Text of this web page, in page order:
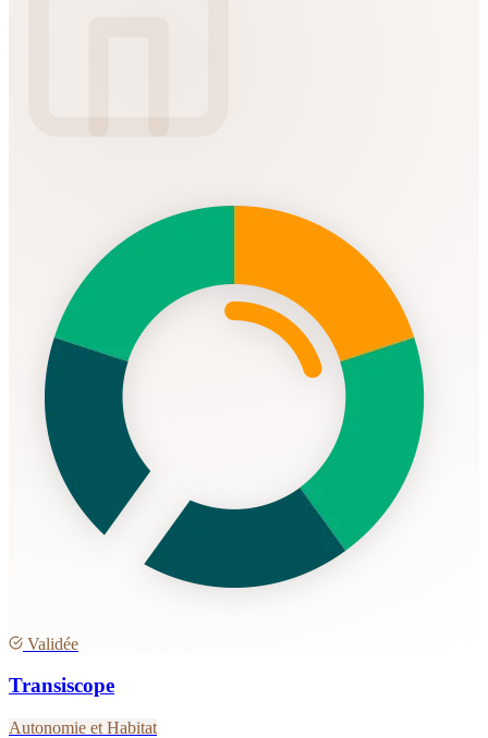
Validée
Transiscope
Autonomie et Habitat